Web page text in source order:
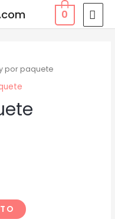
0
por paquete